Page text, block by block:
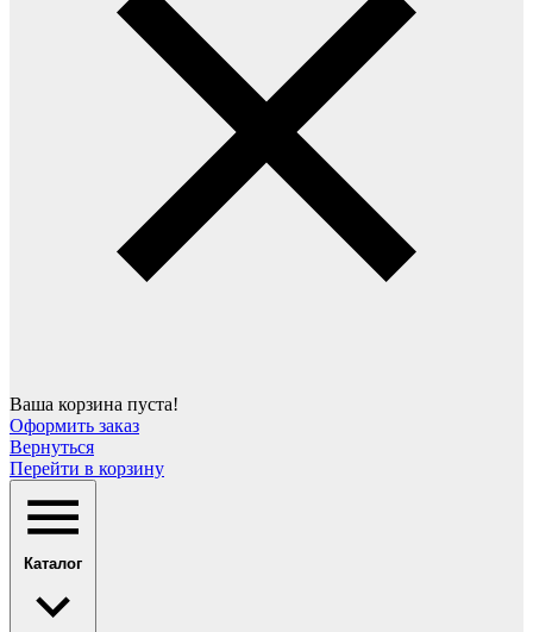
Ваша корзина пуста!
Оформить заказ
Вернуться
Перейти в корзину
Каталог